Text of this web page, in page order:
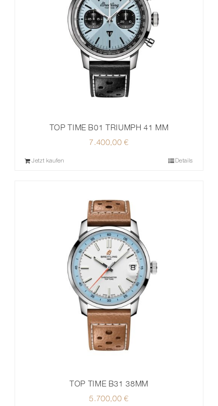
TOP TIME B01 TRIUMPH 41 MM
7.400,00€
Jetzt kaufen Details
TOP TIME B31 38MM
5.700,00€